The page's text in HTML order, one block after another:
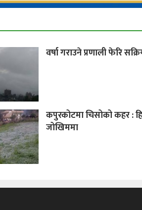
वर्षा गराउने प्रणाली फेरि
कपुरकोटमा चिसोको कहर :
जोखिममा